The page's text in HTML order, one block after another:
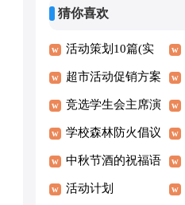
句
猜你喜欢
活动策划10篇(实
用)
超市活动促销方案
竞选学生会主席演
讲稿
学校森林防火倡议
书
中秋节酒的祝福语
活动计划